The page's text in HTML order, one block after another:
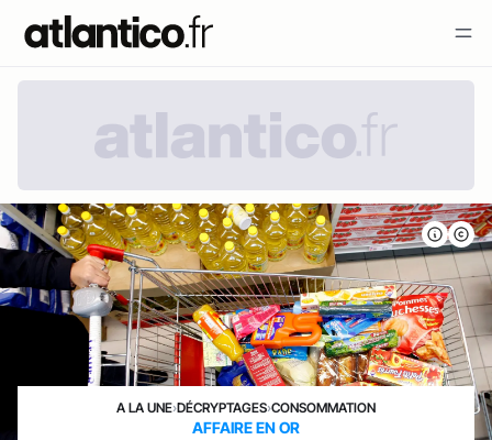
A LA UNE›DÉCRYPTAGES›CONSOMMATION
AFFAIRE EN OR